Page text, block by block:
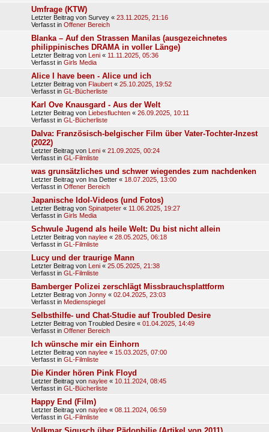
Umfrage (KTW)
Letzter Beitrag von Survey « 23.11.2025, 21:16
Verfasst in Offener Bereich
Blanka – Auf den Strassen Manilas (ausgezeichnetes
philippinisches DRAMA in voller Länge)
Letzter Beitrag von Leni « 11.11.2025, 05:36
Verfasst in Girls Media
Alice I have been - Alice und ich
Letzter Beitrag von Flaubert « 25.10.2025, 19:52
Verfasst in GL-Bücherliste
Karl Ove Knausgard - Aus der Welt
Letzter Beitrag von Liebesfluchten « 26.09.2025, 10:11
Verfasst in GL-Bücherliste
Dalva: Französisch-belgischer Film über Vater-Tochter-Inzest
(2022)
Letzter Beitrag von Leni « 21.09.2025, 00:24
Verfasst in GL-Filmliste
was grunsätzliches und schwer wiegendes zum nachdenken
Letzter Beitrag von Ina Detter « 18.07.2025, 13:00
Verfasst in Offener Bereich
Japanische Idol-Videos (und Fotos)
Letzter Beitrag von Spinatpeter « 11.06.2025, 19:27
Verfasst in Girls Media
Schwule Jugend als heile Welt: Du bist nicht allein
Letzter Beitrag von naylee « 28.05.2025, 06:18
Verfasst in GL-Filmliste
Lucy und der traurige Mann
Letzter Beitrag von Leni « 25.05.2025, 21:38
Verfasst in GL-Filmliste
Bamberger Polizei zerschlägt Missbrauchsplattform
Letzter Beitrag von Jonny « 02.04.2025, 23:03
Verfasst in Medienspiegel
Selbsthilfe- und Chat-Studie auf Troubled Desire
Letzter Beitrag von Troubled Desire « 01.04.2025, 14:49
Verfasst in Offener Bereich
Ich wünsche mir ein Einhorn
Letzter Beitrag von naylee « 15.03.2025, 07:00
Verfasst in GL-Filmliste
Die Kinder hören Pink Floyd
Letzter Beitrag von naylee « 10.11.2024, 08:45
Verfasst in GL-Bücherliste
Happy End (Film)
Letzter Beitrag von naylee « 08.11.2024, 06:59
Verfasst in GL-Filmliste
Volkmar Sigusch über Pädophilie (Artikel von 2011)